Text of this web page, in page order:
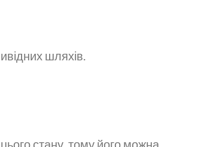
шляхів.
стану, тому його можна